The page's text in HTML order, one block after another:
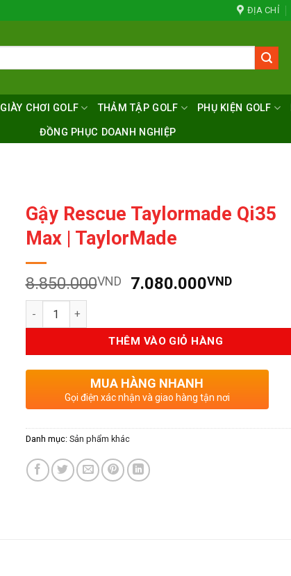
ĐỊA CHỈ
GIÀY CHƠI GOLF THẢM TẬP GOLF PHỤ KIỆN GOLF
ĐỒNG PHỤC DOANH NGHIỆP
Gậy Rescue Taylormade Qi35
Max | TaylorMade
8.850.000VND
Giá
8.850.000VND.
7.080.000VNDGiá
là:
Số lượng
THÊM VÀO GIỎ HÀNG
MUA HÀNG NHANH
Gọi điện xác nhận và giao hàng tận nơi
Danh mục: Sản phẩm khác